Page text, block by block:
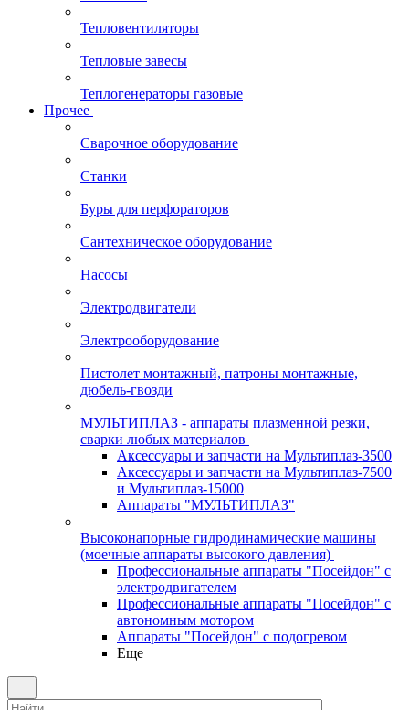
Тепловентиляторы
Тепловые завесы
Теплогенераторы газовые
Прочее
Сварочное оборудование
Станки
Буры для перфораторов
Сантехническое оборудование
Насосы
Электродвигатели
Электрооборудование
Пистолет монтажный, патроны монтажные,
дюбель-гвозди
МУЛЬТИПЛАЗ - аппараты плазменной резки,
сварки любых материалов
Аксессуары и запчасти на Мультиплаз-3500
Аксессуары и запчасти на Мультиплаз-7500
и Мультиплаз-15000
Аппараты "МУЛЬТИПЛАЗ"
Высоконапорные гидродинамические машины
(моечные аппараты высокого давления)
Профессиональные аппараты "Посейдон" с
электродвигателем
Профессиональные аппараты "Посейдон" с
автономным мотором
Аппараты "Посейдон" с подогревом
Еще